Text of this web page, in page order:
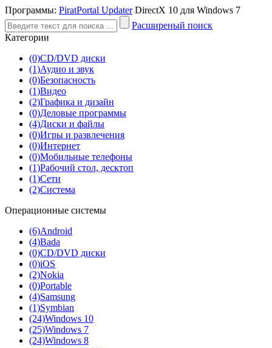
Программы: PiratPortal Updater DirectX 10 для Windows 7
Расширеный поиск
Категории
(0)CD/DVD диски
(1)Аудио и звук
(0)Безопасность
(1)Видео
(2)Графика и дизайн
(0)Деловые программы
(4)Диски и файлы
(0)Игры и развлечения
(0)Интернет
(0)Мобильные телефоны
(1)Рабочий стол, десктоп
(1)Сети
(2)Система
Операционные системы
(6)Android
(4)Bada
(0)CD/DVD диски
(0)iOS
(2)Nokia
(0)Portable
(4)Samsung
(1)Symbian
(24)Windows 10
(25)Windows 7
(24)Windows 8